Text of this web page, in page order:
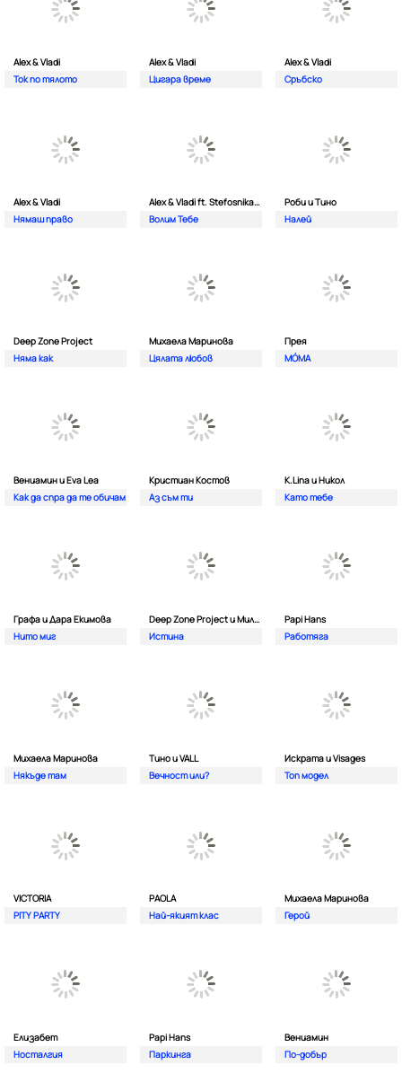
Alex & Vladi
Ток по тялото
Alex & Vladi
Цигара време
Alex & Vladi
Сръбско
Alex & Vladi
Нямаш право
Alex & Vladi ft. Stefosnikat Ot Nos
Волим Тебе
Роби и Тино
Налей
Deep Zone Project
Няма как
Михаела Маринова
Цялата любов
Прея
MÓMA
Вениамин и Eva Lea
Как да спра да те обичам
Кристиан Костов
Аз съм ти
K.Lina и Никол
Като тебе
Графа и Дара Екимова
Нито миг
Deep Zone Project и Милена
Истина
Papi Hans
Работяга
Михаела Маринова
Някъде там
Тино и VALL
Вечност или?
Искрата и Visages
Топ модел
VICTORIA
PITY PARTY
PAOLA
Най-якият клас
Михаела Маринова
Герой
Елизабет
Носталгия
Papi Hans
Паркинга
Вениамин
По-добър